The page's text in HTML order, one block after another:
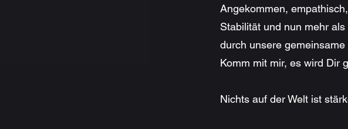
Angekommen,
Stabilität und nun mehr
durch unsere gemeinsame
Komm mit mir, es wird Dir
Nichts auf der Welt ist